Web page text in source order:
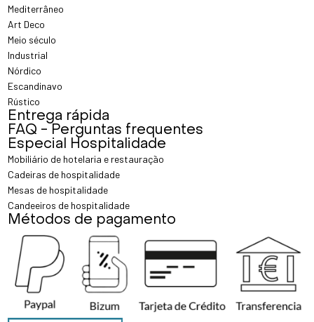
Mediterrâneo
Art Deco
Meio século
Industrial
Nórdico
Escandinavo
Rústico
Entrega rápida
FAQ - Perguntas frequentes
Especial Hospitalidade
Mobiliário de hotelaria e restauração
Cadeiras de hospitalidade
Mesas de hospitalidade
Candeeiros de hospitalidade
Métodos de pagamento